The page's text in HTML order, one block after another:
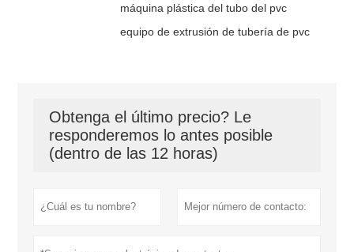
máquina plástica del tubo del pvc
equipo de extrusión de tubería de pvc
Obtenga el último precio? Le
responderemos lo antes posible
(dentro de las 12 horas)